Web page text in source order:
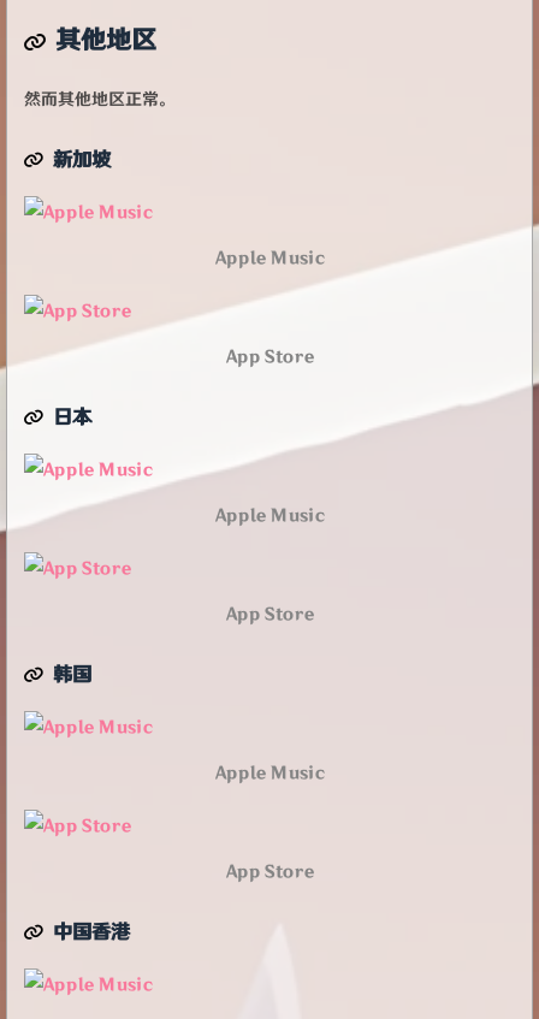
其他地区
然而其他地区正常。
新加坡
Apple Music
App Store
日本
Apple Music
App Store
韩国
Apple Music
App Store
中国香港